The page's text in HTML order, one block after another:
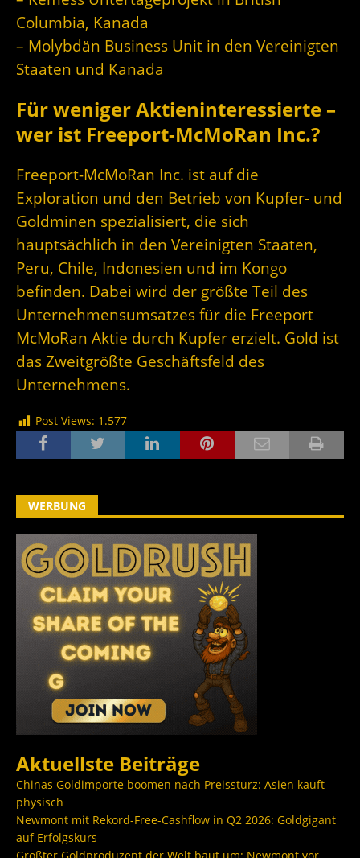
Columbia, Kanada
– Molybdän Business Unit in den Vereinigten
Staaten und Kanada
Für weniger Aktieninteressierte –
wer ist Freeport-McMoRan Inc.?
Freeport-McMoRan Inc. ist auf die
Exploration und den Betrieb von Kupfer- und
Goldminen spezialisiert, die sich
hauptsächlich in den Vereinigten Staaten,
Peru, Chile, Indonesien und im Kongo
befinden. Dabei wird der größte Teil des
Unternehmensumsatzes für die Freeport
McMoRan Aktie durch Kupfer erzielt. Gold ist
das Zweitgrößte Geschäftsfeld des
Unternehmens.
Post Views: 1.577
WERBUNG
Aktuellste Beiträge
Chinas Goldimporte boomen nach Preissturz: Asien kauft
physisch
Newmont mit Rekord-Free-Cashflow in Q2 2026: Goldgigant
auf Erfolgskurs
Größter Goldproduzent der Welt baut um: Newmont vor